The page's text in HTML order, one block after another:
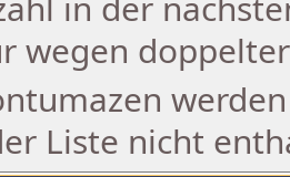
wegen
Liste nicht